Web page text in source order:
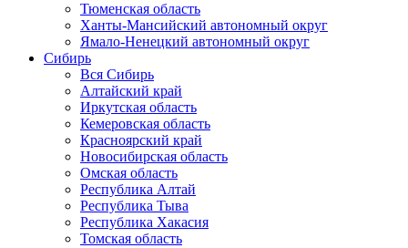
Тюменская область
Ханты-Мансийский автономный округ
Ямало-Ненецкий автономный округ
Сибирь
Вся Сибирь
Алтайский край
Иркутская область
Кемеровская область
Красноярский край
Новосибирская область
Омская область
Республика Алтай
Республика Тыва
Республика Хакасия
Томская область